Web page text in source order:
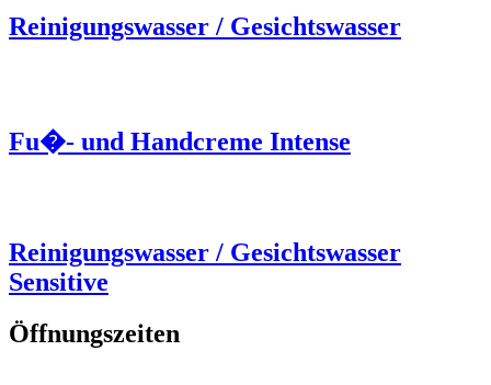
Reinigungswasser / Gesichtswasser
Fu�- und Handcreme Intense
Reinigungswasser / Gesichtswasser
Sensitive
Öffnungszeiten